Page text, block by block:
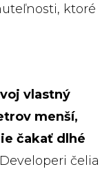
ktoré
vlastný
menší,
čakať dlhé
čelia